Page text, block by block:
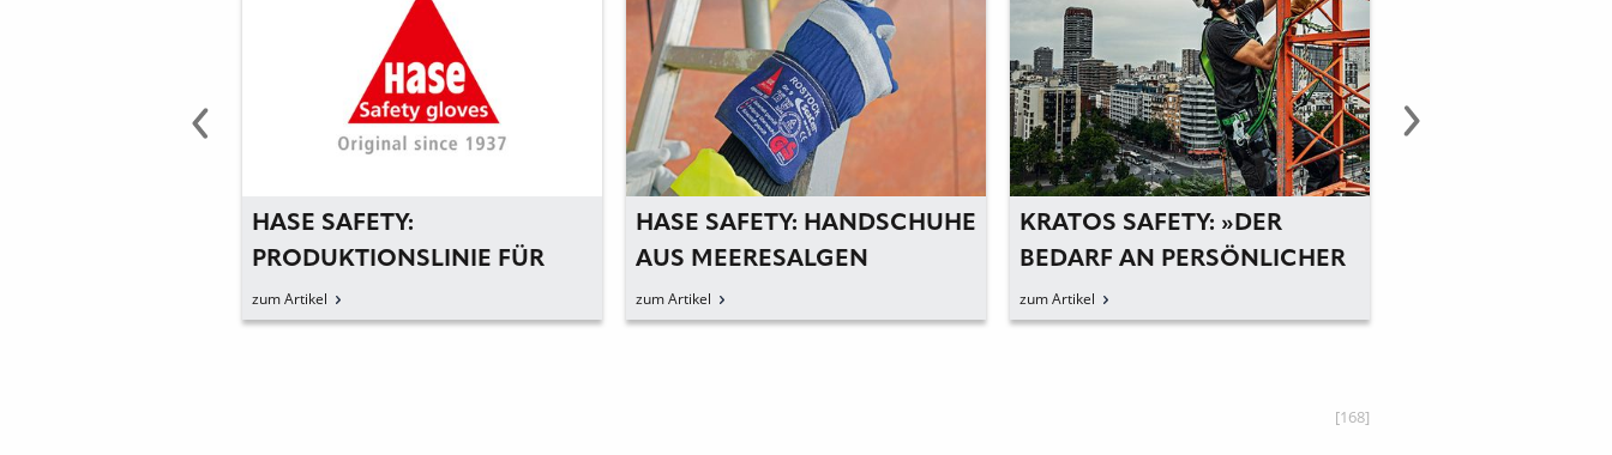
HASE SAFETY:
PRODUKTIONSLINIE FÜR
MEDIZINISCHE
EINWEGMASKEN GEPLANT
zum Artikel
HASE SAFETY: HANDSCHUHE
AUS MEERESALGEN
zum Artikel
KRATOS SAFETY: »DER
BEDARF AN PERSÖNLICHER
SCHUTZAUSRÜSTUNG IST IN
EUROPA UNGLAUBLICH
zum Artikel
[168]